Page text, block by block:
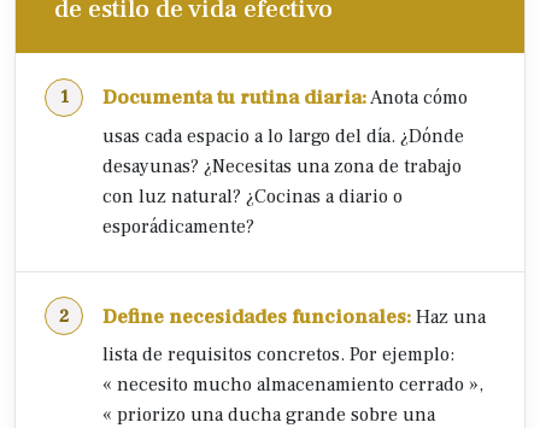
de estilo de vida efectivo
Documenta tu rutina diaria:Anota cómo
usas cada espacio a lo largo del día. ¿Dónde
desayunas? ¿Necesitas una zona de trabajo
con luz natural? ¿Cocinas a diario o
esporádicamente?
Define necesidades funcionales: Haz una
lista de requisitos concretos. Por ejemplo:
« necesito mucho almacenamiento cerrado »,
« priorizo una ducha grande sobre una